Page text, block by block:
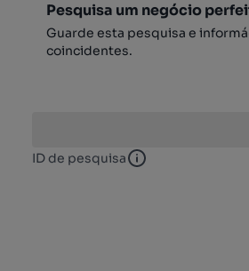
Pesquisa um negócio
Guarde esta pesquisa e
coincidentes.
ID de pesquisa ID de pesquisa